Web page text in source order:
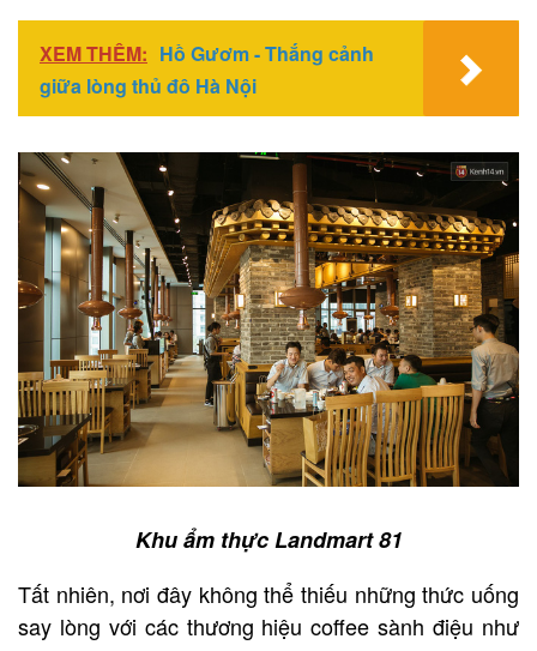
XEM THÊM: Hồ Gươm - Thắng cảnh
giữa lòng thủ đô Hà Nội
Khu ẩm thực Landmart 81
Tất nhiên, nơi đây không thể thiếu những thức uống
say lòng với các thương hiệu coffee sành điệu như